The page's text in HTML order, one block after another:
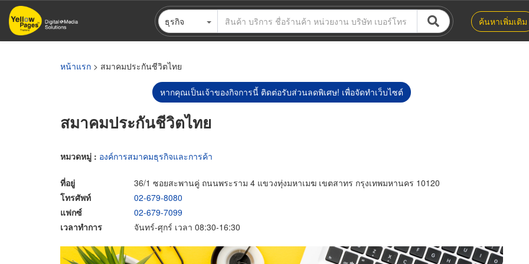
ข้าม
ไป
ธุรกิจ ค้นหาเพิ่มเติม
หน้าแรก > สมาคมประกันชีวิตไทย
หากคุณเป็นเจ้าของกิจการนี้ ติดต่อรับส่วนลดพิเศษ! เพื่อจัดทำเว็บไซต์
สมาคมประกันชีวิตไทย
หมวดหมู่ : องค์การสมาคมธุรกิจและการค้า
ที่อยู่
36/1 ซอยสะพานคู่ ถนนพระราม 4 แขวงทุ่งมหาเมฆ เขตสาทร กรุงเทพมหานคร 10120
โทรศัพท์
02-679-8080
แฟกซ์
02-679-7099
เวลาทำการ
จันทร์-ศุกร์ เวลา 08:30-16:30